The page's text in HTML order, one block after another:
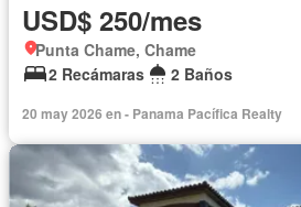
USD$ 250/mes
Punta Chame, Chame
2 Recámaras
2 Baños
20 may 2026 en - Panama Pacífica Realty